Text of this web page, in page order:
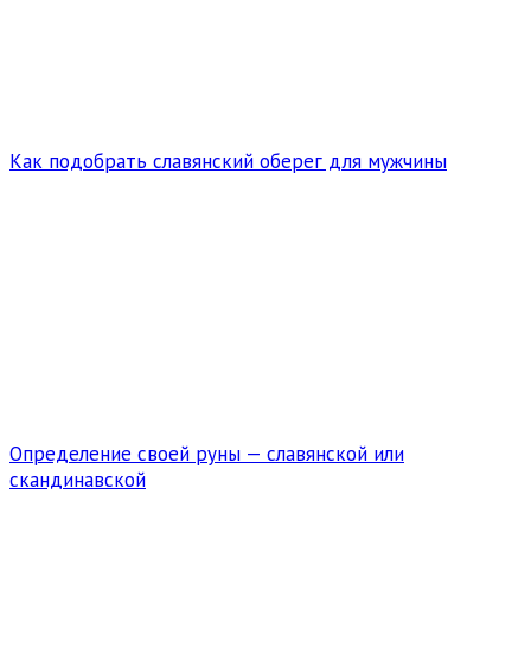
Как подобрать славянский оберег для мужчины
Определение своей руны — славянской или
скандинавской